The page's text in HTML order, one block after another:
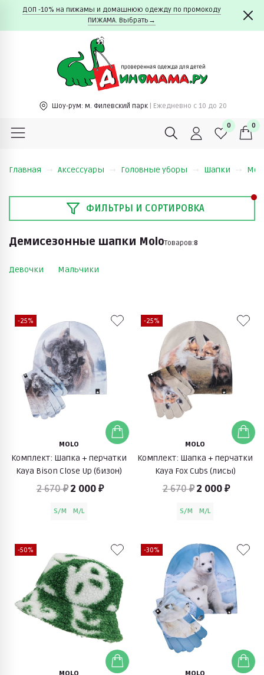
ДОП -10% на пижамы и домашнюю одежду по промокоду
ПИЖАМА. Выбрать→
Шоу-рум: м. Филевский парк | Ежедневно c 10 до 20
0 0
Главная Аксессуары Головные уборы Шапки
ФИЛЬТРЫ И СОРТИРОВКА
Демисезонные шапки MoloТоваров:8
Девочки Мальчики
-25%
MOLO
Комплект: Шапка + перчатки
Kaya Bison Close Up (бизон)
2 670 ₽ 2 000 ₽
S/M M/L
-25%
MOLO
Комплект: Шапка + перчатки
Kaya Fox Cubs (лисы)
2 670 ₽ 2 000 ₽
S/M M/L
-50% -30%